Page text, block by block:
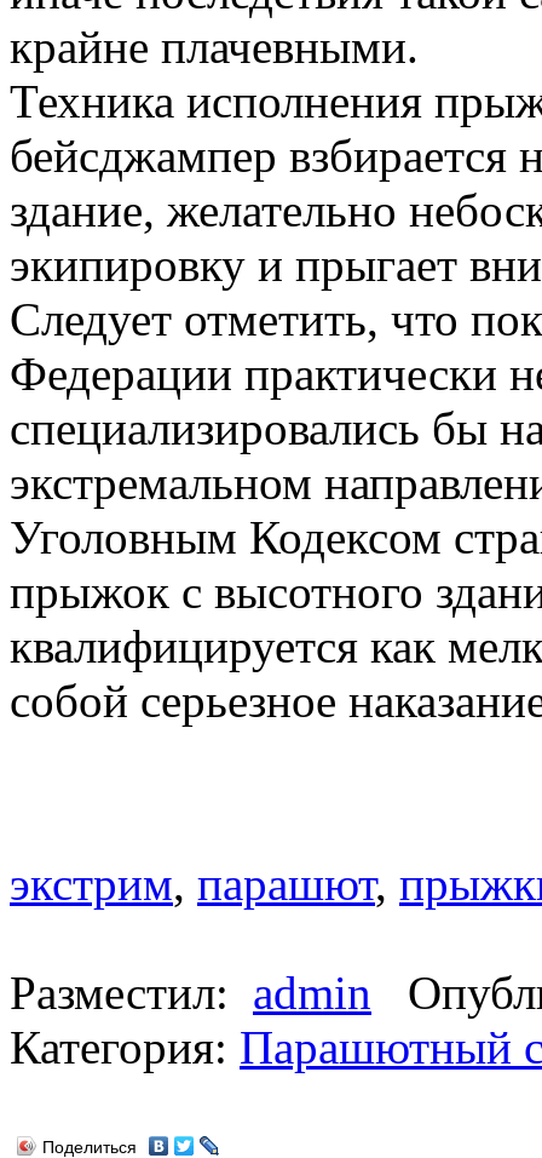
крайне плачевными.
Техника исполнения
бейсджампер взбирается
здание, желательно
экипировку и прыгает
Следует отметить, что
Федерации практически
специализировались бы
экстремальном
Уголовным Кодексом
прыжок с высотного
квалифицируется как
собой серьезное
экстрим, парашют,
Разместил: admin
Категория: Парашютный
Поделиться